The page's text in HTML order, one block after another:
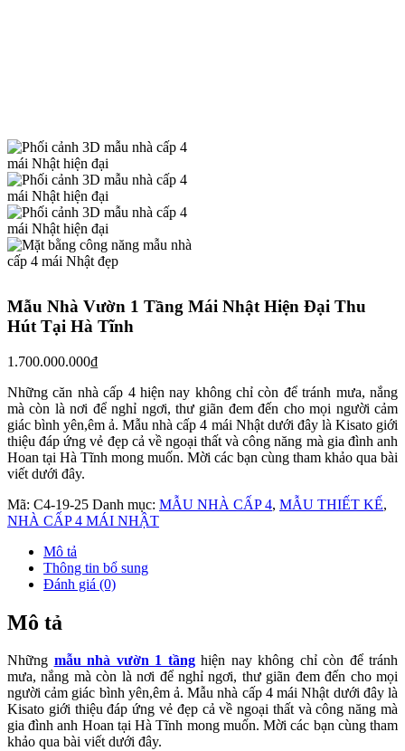
Mẫu Nhà Vườn 1 Tầng Mái Nhật Hiện Đại Thu
Hút Tại Hà Tĩnh
1.700.000.000₫
Những căn nhà cấp 4 hiện nay không chỉ còn để tránh mưa, nắng
mà còn là nơi để nghỉ ngơi, thư giãn đem đến cho mọi người cảm
giác bình yên,êm ả. Mẫu nhà cấp 4 mái Nhật dưới đây là Kisato giới
thiệu đáp ứng vẻ đẹp cả về ngoại thất và công năng mà gia đình anh
Hoan tại Hà Tĩnh mong muốn. Mời các bạn cùng tham khảo qua bài
viết dưới đây.
Mã: C4-19-25 Danh mục: MẪU NHÀ CẤP 4, MẪU THIẾT KẾ,
NHÀ CẤP 4 MÁI NHẬT
Mô tả
Thông tin bổ sung
Đánh giá (0)
Mô tả
Những mẫu nhà vườn 1 tầnghiện nay không chỉ còn để tránh
mưa, nắng mà còn là nơi để nghỉ ngơi, thư giãn đem đến cho mọi
người cảm giác bình yên,êm ả. Mẫu nhà cấp 4 mái Nhật dưới đây là
Kisato giới thiệu đáp ứng vẻ đẹp cả về ngoại thất và công năng mà
gia đình anh Hoan tại Hà Tĩnh mong muốn. Mời các bạn cùng tham
khảo qua bài viết dưới đây.